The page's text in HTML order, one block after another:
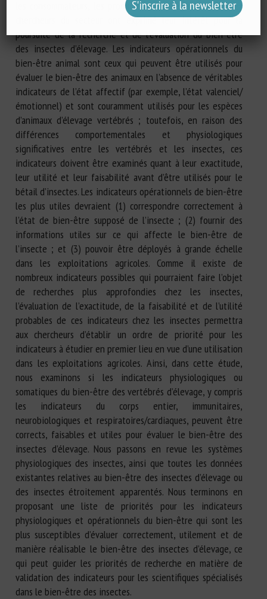
les consommateurs, les producteurs, les législateurs et les
chercheurs du secteur ont exprimé leur intérêt pour la
poursuite de la recherche et de l’évaluation du bien-être
des insectes d’élevage. Les indicateurs opérationnels du
bien-être animal sont ceux qui peuvent être utilisés pour
évaluer le bien-être des animaux en l’absence de véritables
indicateurs de l’état affectif (par exemple, l’état valenciel/
émotionnel) et sont couramment utilisés pour les espèces
d’animaux d’élevage vertébrés ; toutefois, en raison des
différences comportementales et physiologiques
significatives entre les vertébrés et les insectes, ces
indicateurs doivent être examinés quant à leur exactitude,
leur utilité et leur faisabilité avant d’être utilisés pour le
bétail d’insectes. Les indicateurs opérationnels de bien-être
les plus utiles devraient (1) correspondre correctement à
l’état de bien-être supposé de l’insecte ; (2) fournir des
informations utiles sur ce qui affecte le bien-être de
l’insecte ; et (3) pouvoir être déployés à grande échelle
dans les exploitations agricoles. Comme il existe de
nombreux indicateurs possibles qui pourraient faire l’objet
de recherches plus approfondies chez les insectes,
l’évaluation de l’exactitude, de la faisabilité et de l’utilité
probables de ces indicateurs chez les insectes permettra
aux chercheurs d’établir un ordre de priorité pour les
indicateurs à étudier en premier lieu en vue d’une utilisation
dans les exploitations agricoles. Ainsi, dans cette étude,
nous examinons si les indicateurs physiologiques ou
somatiques du bien-être des vertébrés d’élevage, y compris
les indicateurs du corps entier, immunitaires,
neurobiologiques et respiratoires/cardiaques, peuvent être
corrects, faisables et utiles pour évaluer le bien-être des
insectes d’élevage. Nous passons en revue les systèmes
physiologiques des insectes, ainsi que toutes les données
existantes relatives au bien-être des insectes d’élevage ou
des insectes étroitement apparentés. Nous terminons en
proposant une liste de priorités pour les indicateurs
physiologiques et opérationnels du bien-être qui sont les
plus susceptibles d’évaluer correctement, utilement et de
manière réalisable le bien-être des insectes d’élevage, ce
qui peut guider les priorités de recherche en matière de
validation des indicateurs pour les scientifiques spécialisés
dans le bien-être des insectes.